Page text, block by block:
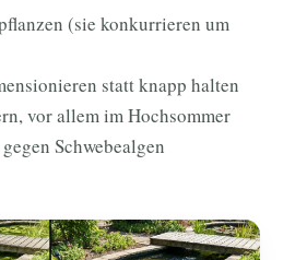
(sie konkurrieren um
statt knapp halten
vor allem im Hochsommer
Schwebealgen